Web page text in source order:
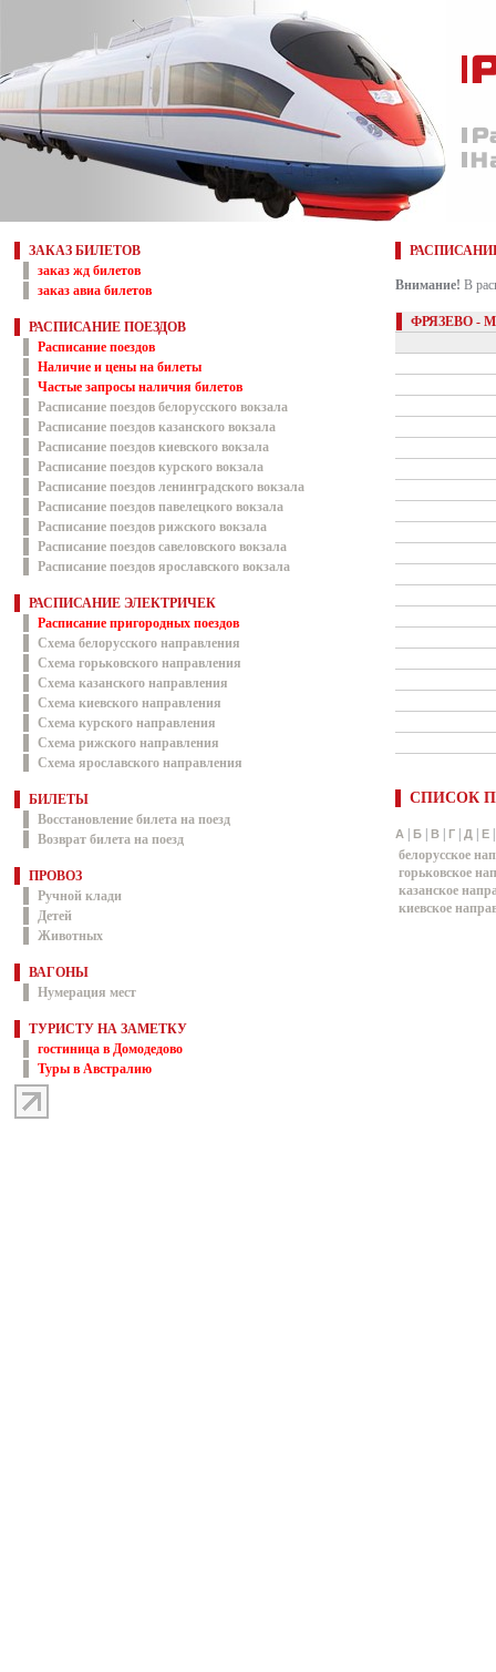
ЗАКАЗ БИЛЕТОВ
заказ жд билетов
заказ авиа билетов
РАСПИСАНИЕ ПОЕЗДОВ
Расписание поездов
Наличие и цены на билеты
Частые запросы наличия билетов
Расписание поездов белорусского вокзала
Расписание поездов казанского вокзала
Расписание поездов киевского вокзала
Расписание поездов курского вокзала
Расписание поездов ленинградского вокзала
Расписание поездов павелецкого вокзала
Расписание поездов рижского вокзала
Расписание поездов савеловского вокзала
Расписание поездов ярославского вокзала
РАСПИСАНИЕ ЭЛЕКТРИЧЕК
Расписание пригородных поездов
Схема белорусского направления
Схема горьковского направления
Схема казанского направления
Схема киевского направления
Схема курского направления
Схема рижского направления
Схема ярославского направления
БИЛЕТЫ
Восстановление билета на поезд
Возврат билета на поезд
ПРОВОЗ
Ручной клади
Детей
Животных
ВАГОНЫ
Нумерация мест
ТУРИСТУ НА ЗАМЕТКУ
гостиница в Домодедово
Туры в Австралию
Внимание! В
ФРЯЗЕВО -
СПИСОК
А Б В Г Д Е
белорусское
горьковское
казанское
киевское